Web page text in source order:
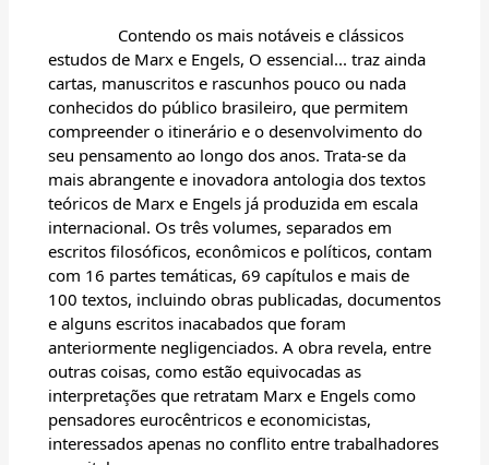
Contendo os mais notáveis e clássicos
estudos de Marx e Engels, O essencial... traz ainda
cartas, manuscritos e rascunhos pouco ou nada
conhecidos do público brasileiro, que permitem
compreender o itinerário e o desenvolvimento do
seu pensamento ao longo dos anos. Trata-se da
mais abrangente e inovadora antologia dos textos
teóricos de Marx e Engels já produzida em escala
internacional. Os três volumes, separados em
escritos filosóficos, econômicos e políticos, contam
com 16 partes temáticas, 69 capítulos e mais de
100 textos, incluindo obras publicadas, documentos
e alguns escritos inacabados que foram
anteriormente negligenciados. A obra revela, entre
outras coisas, como estão equivocadas as
interpretações que retratam Marx e Engels como
pensadores eurocêntricos e economicistas,
interessados apenas no conflito entre trabalhadores